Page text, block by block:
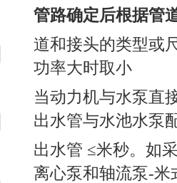
管路确定后根据管
道和接头的类型或
功率大时取小
当动力机与水泵直
出水管与水池水泵
出水管 ≤米秒。如
离心泵和轴流泵-米